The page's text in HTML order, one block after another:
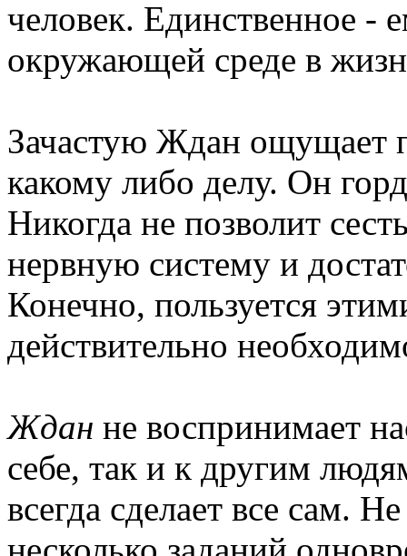
человек. Единственное -
окружающей среде в
Зачастую Ждан ощущает
какому либо делу. Он
Никогда не позволит
нервную систему и
Конечно, пользуется
действительно
Ждан не воспринимает
себе, так и к другим
всегда сделает все сам.